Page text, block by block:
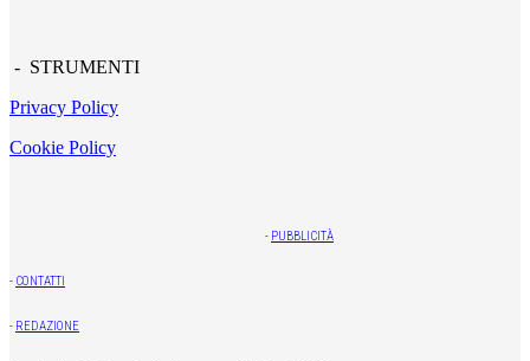
- STRUMENTI
Privacy Policy
Cookie Policy
- PUBBLICITÀ
- CONTATTI
- REDAZIONE